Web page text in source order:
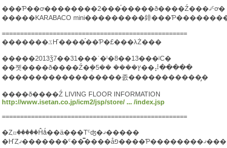
���Ƥ��ơ��������2���֡�����ð����Ź���ޤˤơ�
===================================================
�������ػҤ����֡��Ƥ�£���λŻ���
�����2013ǯ7��31���ʿ�ˡ�8��13���ʲС�
��졧����ð����Ź�ܴ�5�� ����ץ��⡼�����
������������������졼�����������̡�
����ð����Ź LIVING FLOOR INFORMATION
http://www.isetan.co.jp/icm2/jsp/store/ ... /index.jsp
===================================================
�Ȥꤢ�����Ĥǻ��ä���Τˤʤ�ޤ�����
�ҤȤޤ�������ˤ��̿����åפ����Ƥ��������ޤ���